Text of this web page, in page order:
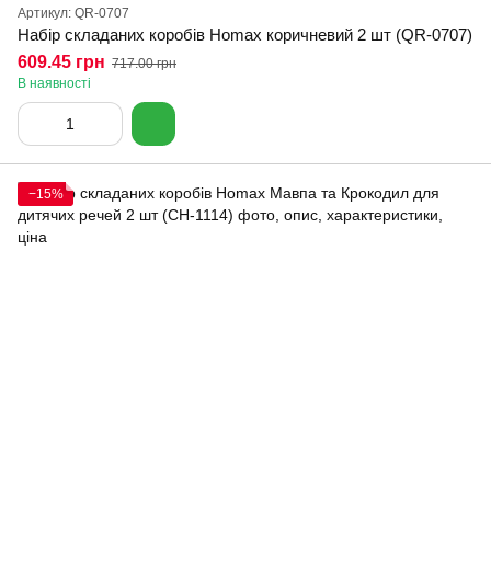
Артикул: QR-0707
Набір складаних коробів Homax коричневий 2 шт (QR-0707)
609.45 грн 717.00 грн
В наявності
−15%